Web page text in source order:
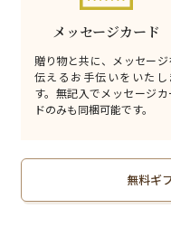
メッセージカード
贈り物と共に、メッセージ
伝えるお手伝いをいたし
す。無記入でメッセージカ
ドのみも同梱可能です。
無料ギ